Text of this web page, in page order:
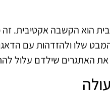
הוא הקשבה אקטיבית.
שלו ולהזדהות עם
את האתגרים שילדם עלול